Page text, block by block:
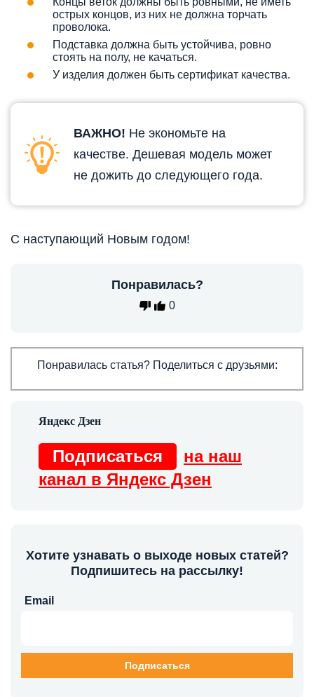
острых концов, из них не должна торчать
проволока.
Подставка должна быть устойчива, ровно
стоять на полу, не качаться.
У изделия должен быть сертификат качества.
ВАЖНО! Не экономьте на
качестве. Дешевая модель может
не дожить до следующего года.
С наступающий Новым годом!
Понравилась?
0
Понравилась статья? Поделиться с друзьями:
Подписаться
на наш
канал в Яндекс Дзен
Хотите узнавать о выходе новых статей?
Подпишитесь на рассылку!
Email